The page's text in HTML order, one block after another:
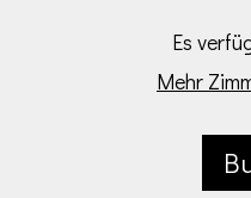
Es
Mehr